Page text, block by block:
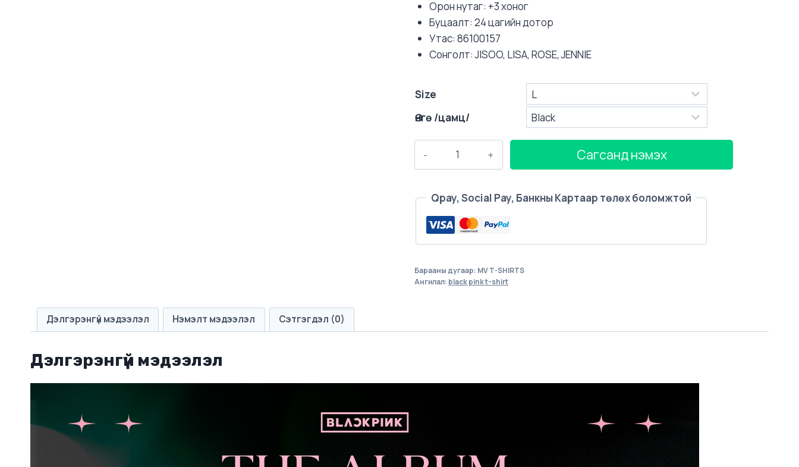
Орон нутаг: +3 хоног
Буцаалт: 24 цагийн дотор
Утас: 86100157
Сонголт: JISOO, LISA, ROSE, JENNIE
Size
Өнгө /цамц/
BLACKPINK
T-
quantity
Сагсанд нэмэх
Qpay, Social Pay, Банкны Картаар төлөх боломжтой
Барааны дугаар: MV T-SHIRTS
Ангилал: black pink t-shirt
Дэлгэрэнгүй мэдээлэл Нэмэлт мэдээлэл Сэтгэгдэл (0)
Дэлгэрэнгүй мэдээлэл